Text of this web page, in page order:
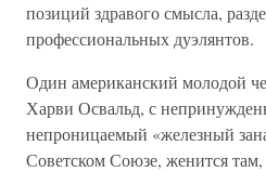
позиций здравого смысла,
профессиональных дуэлянтов.
Один американский молодой
Харви Освальд, с
непроницаемый «железный
Советском Союзе, женится там,